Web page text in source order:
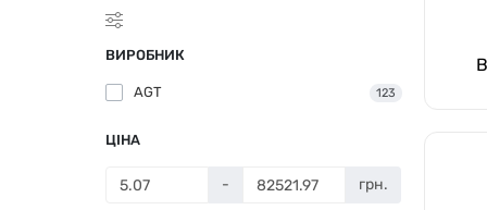
ВИРОБНИК
AGT 123
ЦІНА
- грн.